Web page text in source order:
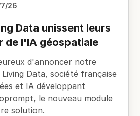
26
Data unissent leurs
de l'IA géospatiale
d'annoncer notre
Data, société française
et IA développant
le nouveau module
solution.